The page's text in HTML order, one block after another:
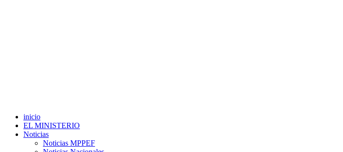
inicio
EL MINISTERIO
Noticias
Noticias MPPEF